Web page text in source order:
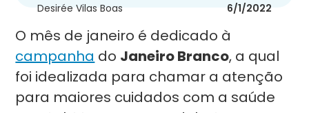
Desirée Vilas Boas 6/1/2022
O mês de janeiro é dedicado à
campanha do Janeiro Branco, a qual
foi idealizada para chamar a atenção
para maiores cuidados com a saúde